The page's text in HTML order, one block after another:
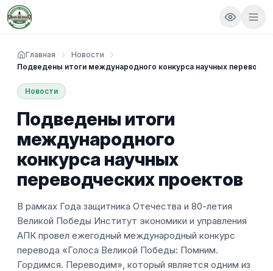
Главная
Новости
Подведены итоги международного конкурса научных
Новости
Подведены итоги
международного
конкурса научных
переводческих проектов
В рамках Года защитника Отечества и 80-летия
Великой Победы Институт экономики и управления
АПК провел ежегодный международный конкурс
перевода «Голоса Великой Победы: Помним.
Гордимся. Переводим», который является одним из